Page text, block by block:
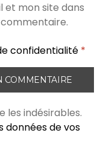
et mon site dans
confidentialité *
les indésirables.
données de vos